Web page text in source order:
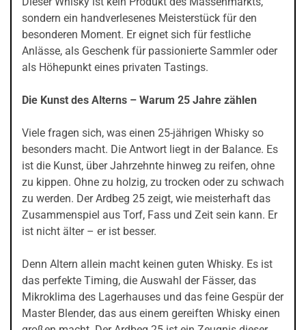
sondern ein handverlesenes Meisterstück für den
besonderen Moment. Er eignet sich für festliche
Anlässe, als Geschenk für passionierte Sammler oder
als Höhepunkt eines privaten Tastings.
Die Kunst des Alterns – Warum 25 Jahre zählen
Viele fragen sich, was einen 25-jährigen Whisky so
besonders macht. Die Antwort liegt in der Balance. Es
ist die Kunst, über Jahrzehnte hinweg zu reifen, ohne
zu kippen. Ohne zu holzig, zu trocken oder zu schwach
zu werden. Der Ardbeg 25 zeigt, wie meisterhaft das
Zusammenspiel aus Torf, Fass und Zeit sein kann. Er
ist nicht älter – er ist besser.
Denn Altern allein macht keinen guten Whisky. Es ist
das perfekte Timing, die Auswahl der Fässer, das
Mikroklima des Lagerhauses und das feine Gespür der
Master Blender, das aus einem gereiften Whisky einen